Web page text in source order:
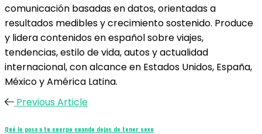
comunicación basadas en datos, orientadas a
resultados medibles y crecimiento sostenido. Produce
y lidera contenidos en español sobre viajes,
tendencias, estilo de vida, autos y actualidad
internacional, con alcance en Estados Unidos, España,
México y América Latina.
Previous Article
Qué le pasa a tu cuerpo cuando dejas de tener sexo